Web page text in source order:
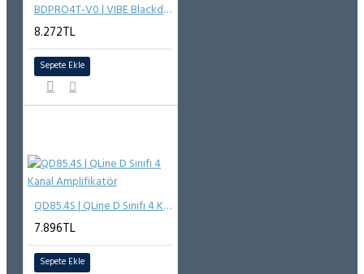
BDPRO4T-V0 | VIBE Blackdeath Serisi 11 cm Horn Tweeter
8.272TL
Sepete Ekle
QD85.4S | QLine D Sınıfı 4 Kanal Amplifikatör
7.896TL
Sepete Ekle